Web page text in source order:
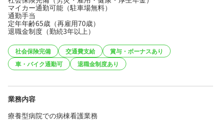
マイカー通勤可能（駐車場無料）
通勤手当
定年年齢65歳（再雇用70歳）
退職金制度（勤続3年以上）
社会保険完備 交通費支給
賞与・ボーナスあり
車・バイク通勤可
退職金制度あり
業務内容
療養型病院での病棟看護業務